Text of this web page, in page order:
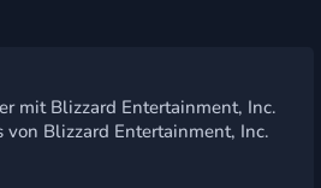
mit Blizzard Entertainment, Inc.
Blizzard Entertainment, Inc.